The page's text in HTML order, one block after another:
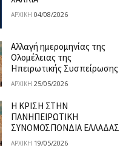
ΑΡΧΙΚΉ 04/08/2026
Αλλαγή ημερομηνίας της
Ολομέλειας της
Ηπειρωτικής Συσπείρωσης
ΑΡΧΙΚΉ 25/05/2026
Η ΚΡΙΣΗ ΣΤΗΝ
ΠΑΝΗΠΕΙΡΩΤΙΚΗ
ΣΥΝΟΜΟΣΠΟΝΔΙΑ ΕΛΛΑΔΑΣ
ΑΡΧΙΚΉ 19/05/2026